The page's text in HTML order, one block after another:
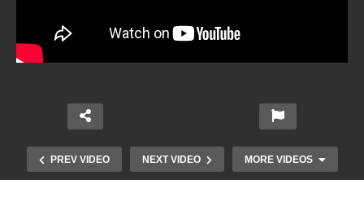
PREV VIDEO NEXT VIDEO MORE VIDEOS